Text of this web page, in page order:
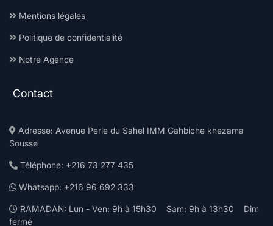
Mentions légales
Politique de confidentialité
Notre Agence
Contact
Adresse: Avenue Perle du Sahel IMM Gahbiche khezama
Sousse
Téléphone: +216 73 277 435
Whatsapp: +216 96 692 333
RAMADAN: Lun - Ven: 9h à 15h30 Sam: 9h à 13h30 Dim
fermé